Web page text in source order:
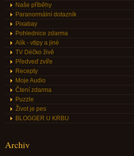
Naše příběhy
Paranormální dotazník
Pixabay
Pohlednice zdarma
Alík - vtipy a jiné
TV Déčko živě
Předveď zvíře
Recepty
Moje Audio
Čtení zdarma
Puzzle
Život je pes
BLOGGER U KRBU
Archiv